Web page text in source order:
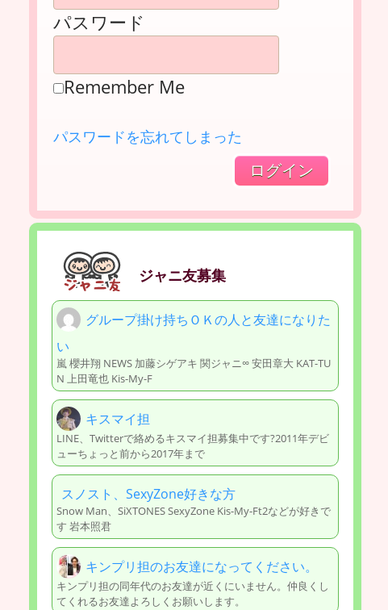
パスワード
Remember Me
パスワードを忘れてしまった
ジャニ友募集
グループ掛け持ちＯＫの人と友達になりた
い
嵐 櫻井翔 NEWS 加藤シゲアキ 関ジャニ∞ 安田章大 KAT-TU
N 上田竜也 Kis-My-F
キスマイ担
LINE、Twitterで絡めるキスマイ担募集中です?2011年デビ
ューちょっと前から2017年まで
スノスト、SexyZone好きな方
Snow Man、SiXTONES SexyZone Kis-My-Ft2などが好きで
す 岩本照君
キンプリ担のお友達になってください。
キンプリ担の同年代のお友達が近くにいません。仲良くし
てくれるお友達よろしくお願いします。